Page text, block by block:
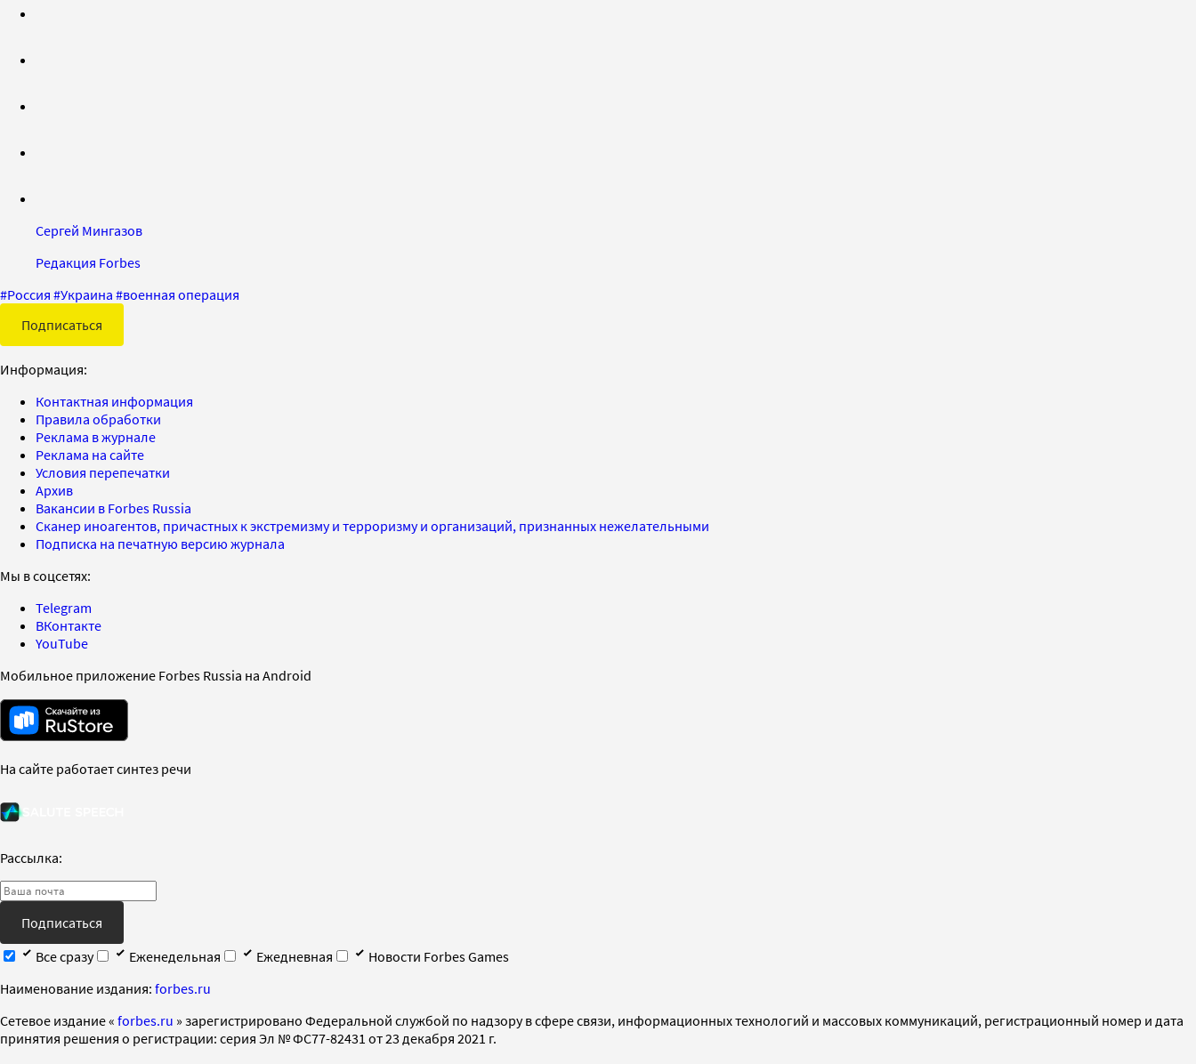
Сергей Мингазов
Редакция Forbes
#Россия #Украина #военная операция
Подписаться
Информация:
Контактная информация
Правила обработки
Реклама в журнале
Реклама на сайте
Условия перепечатки
Архив
Вакансии в Forbes Russia
Сканер иноагентов, причастных к экстремизму и терроризму и организаций, признанных нежелательными
Подписка на печатную версию журнала
Мы в соцсетях:
Telegram
ВКонтакте
YouTube
Мобильное приложение Forbes Russia на Android
На сайте работает синтез речи
Рассылка:
Подписаться
Все сразу
Еженедельная Ежедневная
Новости Forbes Games
Наименование издания: forbes.ru
Cетевое издание « forbes.ru » зарегистрировано Федеральной службой по надзору в сфере связи, информационных технологий и массовых коммуникаций, регистрационный номер и дата
принятия решения о регистрации: серия Эл № ФС77-82431 от 23 декабря 2021 г.